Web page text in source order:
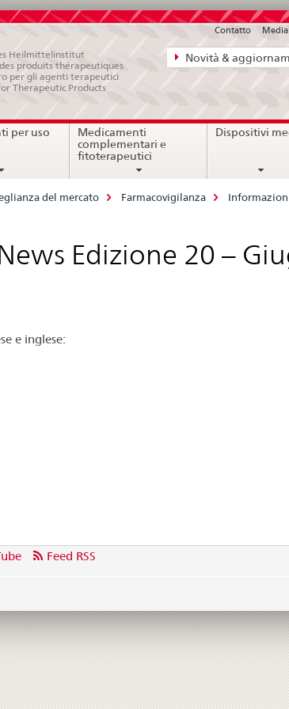
Navigazione
diretta:
aspetti
Novità &
Contatto Media
Heilmittelinstitut
produits thérapeutiques
per gli agenti terapeutici
Therapeutic Products
per uso
Medicamenti
complementari e
fitoterapeutici
Dispositivi
del mercato Farmacovigilanza
Edizione 20 –
e inglese:
Feed RSS